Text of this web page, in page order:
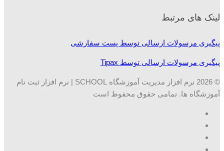
لینک های مرتبط
پیگیری مرسولات ارسالی توسط پست سفارشی
پیگیری مرسولات ارسالی توسط Tipax
© 2026 نرم افزار مدیریت آموزشگاه SCHOOL | نرم افزار ثبت نام
آموزشگاه ها. تمامی حقوق محفوظ است